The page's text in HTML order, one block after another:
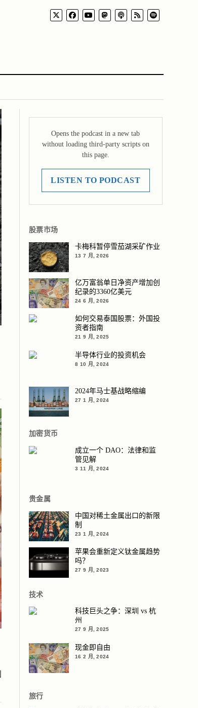
Opens the podcast in a new tab
without loading third-party scripts on
this page.
LISTEN TO PODCAST
股票市场
卡梅科暂停雪茄湖采矿作业
13 7 月, 2026
亿万富翁单日净资产增加创
纪录的3360亿美元
24 6 月, 2026
如何交易泰国股票：外国投
资者指南
21 9 月, 2025
半导体行业的投资机会
8 10 月, 2024
2024年马士基战略缩编
27 1 月, 2024
加密货币
成立一个 DAO：法律和监
管见解
3 11 月, 2024
贵金属
中国对稀土金属出口的新限
制
23 1 月, 2024
苹果会重新定义钛金属趋势
吗？
27 9 月, 2023
技术
科技巨头之争：深圳 vs 杭
州
27 9 月, 2025
现金即自由
16 2 月, 2024
旅行